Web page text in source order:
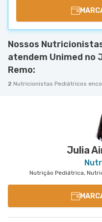
Nossos
atendem Unimed no
Remo:
2 Nutricionistas Pediátricos
Julia
Nutrição Pediátrica,